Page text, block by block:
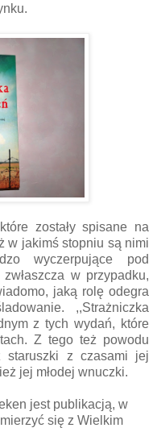
zostały spisane na
w jakimś stopniu są nimi
wyczerpujące pod
w przypadku,
jaką rolę odegra
,,Strażniczka
z tych wydań, które
Z tego też powodu
staruszki z czasami jej
jej młodej wnuczki.
jest publikacją, w
się z Wielkim